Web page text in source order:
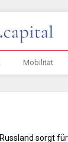
Mobilität